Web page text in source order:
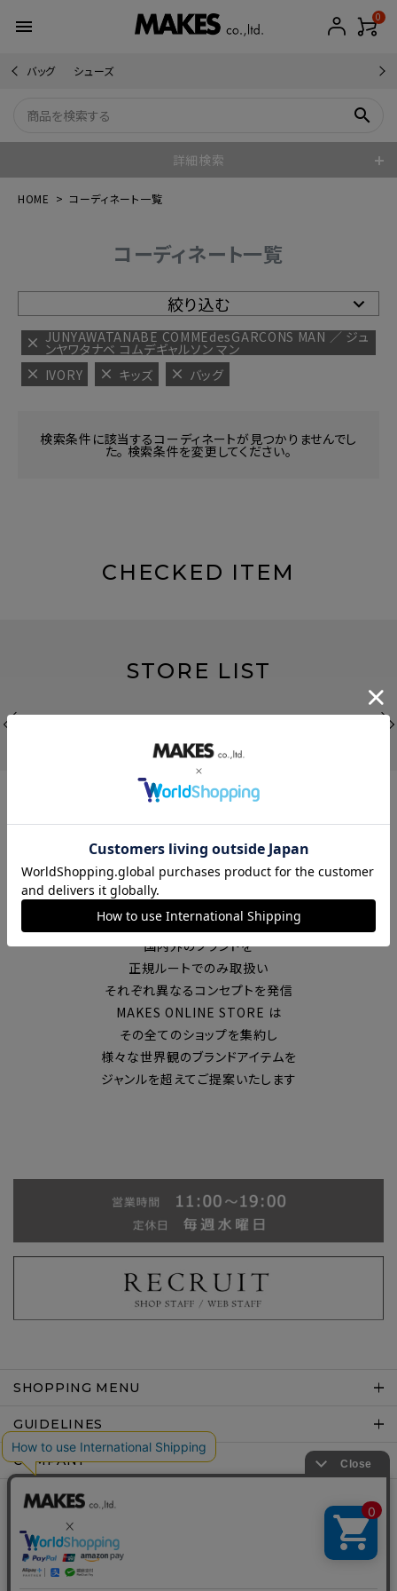
menu 0
バッグ シューズ
search
詳細検索
HOME コーディネート一覧
コーディネート一覧
絞り込む
JUNYAWATANABE COMMEdesGARCONS MAN ／ ジュ
ンヤワタナベ コムデギャルソン マン
IVORY
キッズ バッグ
検索条件に該当するコーディネートが見つかりませんでし
た。 検索条件を変更してください。
CHECKED ITEM
STORE LIST
富山の中心エリアで現在7店舗の
セレクトショップを展開
国内外のブランドを
正規ルートでのみ取扱い
それぞれ異なるコンセプトを発信
MAKES ONLINE STORE は
その全てのショップを集約し
様々な世界観のブランドアイテムを
ジャンルを超えてご提案いたします
SHOPPING MENU
GUIDELINES
COMPANY